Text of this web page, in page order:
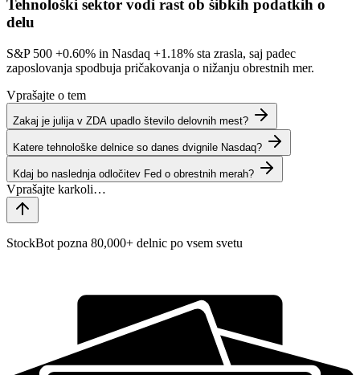
Tehnološki sektor vodi rast ob šibkih podatkih o
delu
S&P 500 +0.60% in Nasdaq +1.18% sta zrasla, saj padec
zaposlovanja spodbuja pričakovanja o nižanju obrestnih mer.
Vprašajte o tem
Zakaj je julija v ZDA upadlo število delovnih mest?
Katere tehnološke delnice so danes dvignile Nasdaq?
Kdaj bo naslednja odločitev Fed o obrestnih merah?
StockBot pozna 80,000+ delnic po vsem svetu